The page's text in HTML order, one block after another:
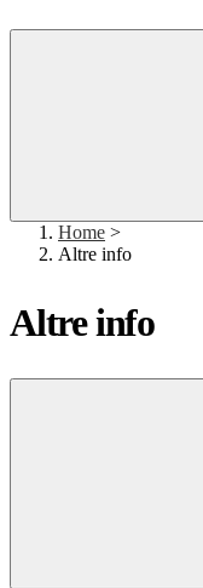
Home >
Altre info
Altre info